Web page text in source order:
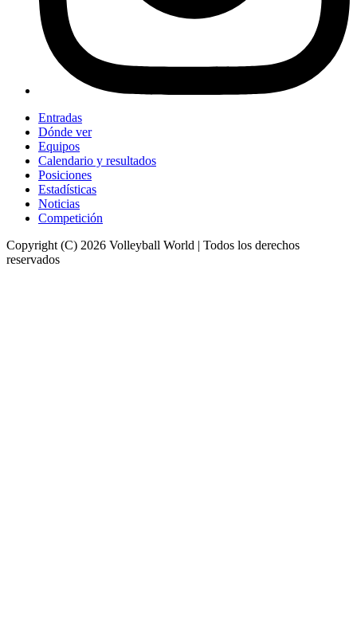
Entradas
Dónde ver
Equipos
Calendario y resultados
Posiciones
Estadísticas
Noticias
Competición
Copyright (C) 2026 Volleyball World | Todos los derechos
reservados